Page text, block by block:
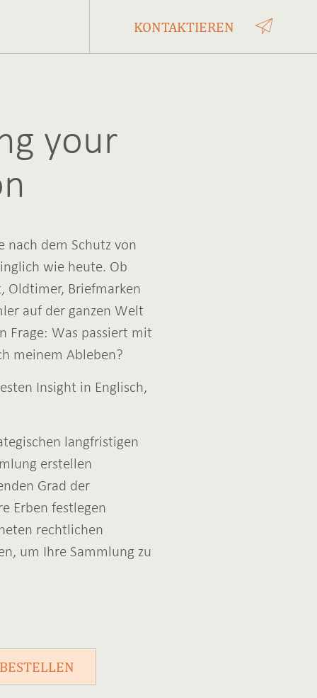
KONTAKTIEREN
your
nach dem Schutz von
wie heute. Ob
Oldtimer, Briefmarken
auf der ganzen Welt
Frage: Was passiert mit
meinem Ableben?
Insight in Englisch,
langfristigen
erstellen
Grad der
Erben festlegen
rechtlichen
um Ihre Sammlung zu